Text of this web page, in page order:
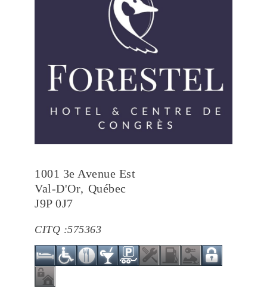
1001 3e Avenue Est
Val-D'Or, Québec
J9P 0J7
CITQ :575363